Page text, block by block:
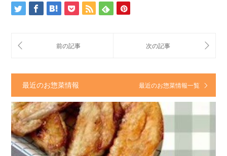
最近のお惣菜情報 最近のお惣菜情報一覧